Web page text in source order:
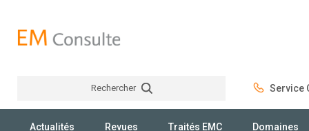
Rechercher Service
Actualités Revues Traités EMC Domaines